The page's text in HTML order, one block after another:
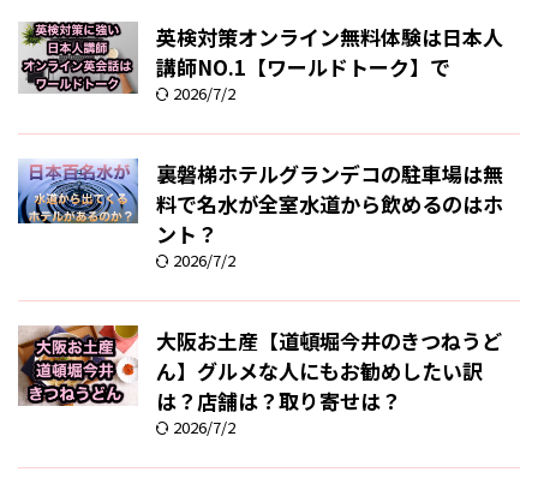
英検対策オンライン無料体験は日本人
講師NO.1【ワールドトーク】で
2026/7/2
裏磐梯ホテルグランデコの駐車場は無
料で名水が全室水道から飲めるのはホ
ント？
2026/7/2
大阪お土産【道頓堀今井のきつねうど
ん】グルメな人にもお勧めしたい訳
は？店舗は？取り寄せは？
2026/7/2